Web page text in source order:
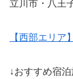
立川市・八王
【西部エリア
↓おすすめ宿泊